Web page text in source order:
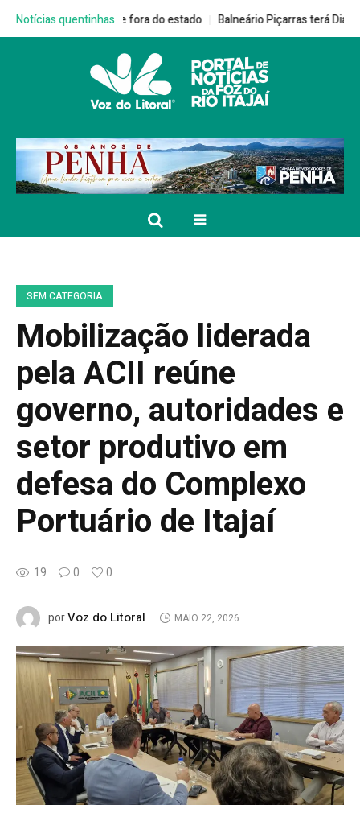
Notícias quentinhas
nomes de fora do estado Balneário Piçarras terá Dia D da
SEM CATEGORIA
Mobilização liderada
pela ACII reúne
governo, autoridades e
setor produtivo em
defesa do Complexo
Portuário de Itajaí
19 0 0
porVoz do Litoral MAIO 22, 2026